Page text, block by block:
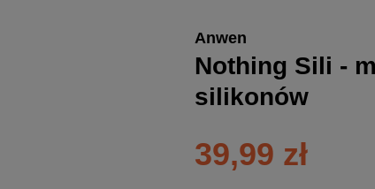
Anwen
Nothing Sili -
silikonów
39,99 zł